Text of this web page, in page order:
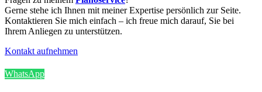
Gerne stehe ich Ihnen mit meiner Expertise persönlich zur Seite.
Kontaktieren Sie mich einfach – ich freue mich darauf, Sie bei
Ihrem Anliegen zu unterstützen.
Kontakt aufnehmen
WhatsApp